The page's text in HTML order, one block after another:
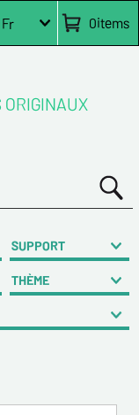
0items
Fr
SUPPORT
THÈME